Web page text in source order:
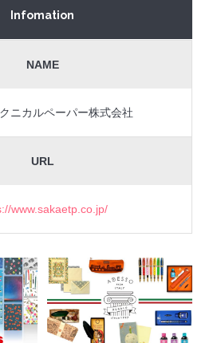
Infomation
NAME
ニカルペーパー株式会社
URL
www.sakaetp.co.jp/